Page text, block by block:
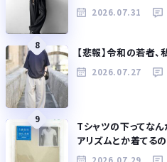
2026.07.31
8
【悲報】令和の若者
2026.07.27
9
Tシャツの下ってな
アリズムとか着てるの